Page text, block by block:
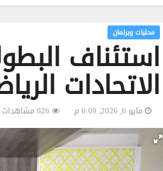
استئناف
الاتحادات
محليات وبرلمان
مايو 6, 2026, 6:09 م